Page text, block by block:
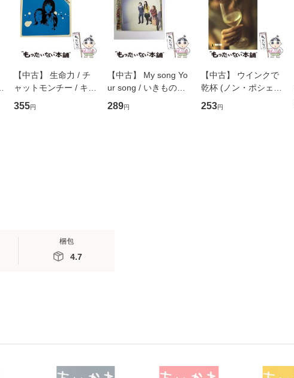
【中古】 生命力 / チ
ャットモンチー / キュ
ーンレコード [CD]
【メール便送料無料】
355円
【中古】 My song Yo
ur song / いきものが
かり / [CD]【メール便
送料無料】
289円
【中古】 ウインクで
乾杯 (ノン・ポシェッ
ト) / 東野圭吾 / 祥伝
社 [文庫]【メール便送
253円
梱包
4.7